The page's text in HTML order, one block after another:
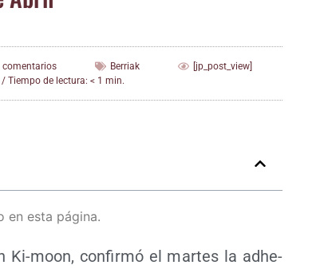
comentarios Berriak
[jp_post_view]
Tiempo de lectura: < 1 min.
en esta página.
Ki-moon, con­fir­mó el mar­tes la adhe­